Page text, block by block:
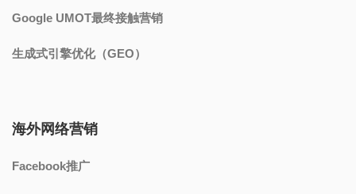
Google UMOT最终接触营销
生成式引擎优化（GEO）
海外网络营销
Facebook推广